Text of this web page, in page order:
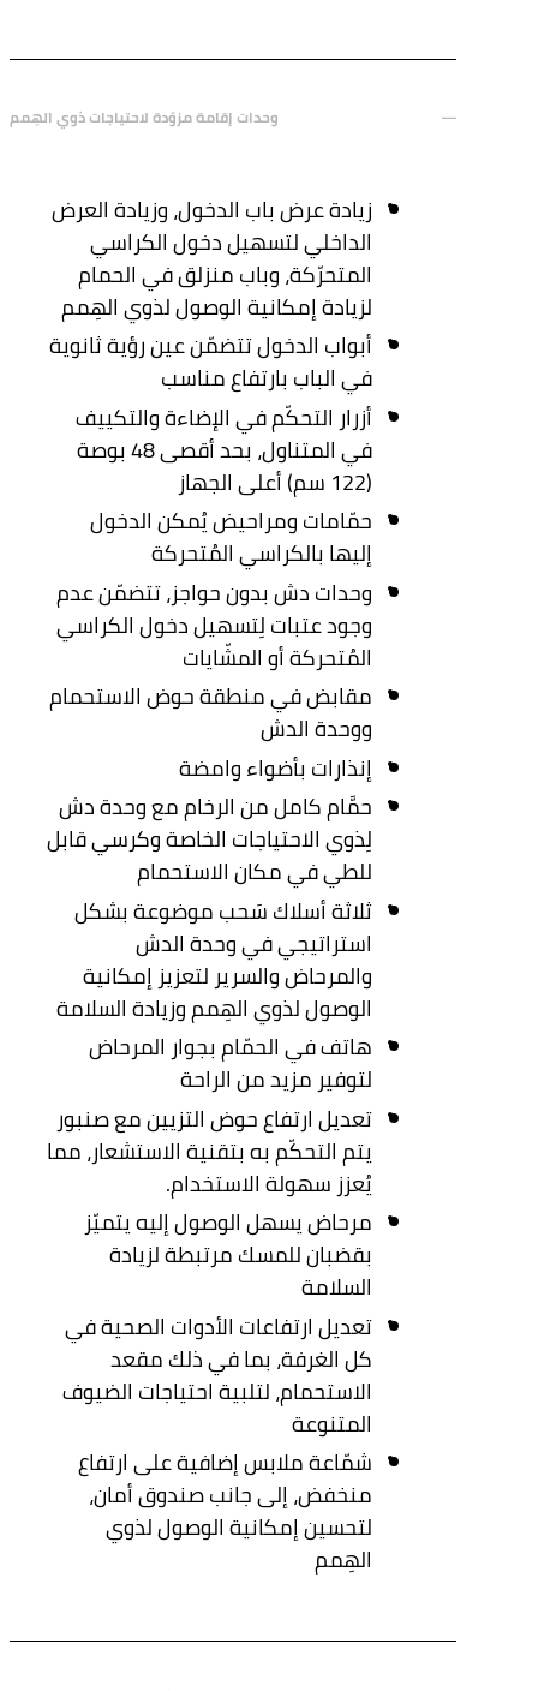
وحدات إقامة مزوّدة لاحتياجات ذوي الهِمم
زيادة عرض باب الدخول، وزيادة العرض
الداخلي لتسهيل دخول الكراسي
المتحرّكة، وباب منزلق في الحمام
لزيادة إمكانية الوصول لذوي الهِمم
أبواب الدخول تتضمّن عين رؤية ثانوية
في الباب بارتفاع مناسب
أزرار التحكّم في الإضاءة والتكييف
في المتناول، بحد أقصى 48 بوصة
(122 سم) أعلى الجهاز
حمّامات ومراحيض يُمكن الدخول
إليها بالكراسي المُتحركة
وحدات دش بدون حواجز، تتضمّن عدم
وجود عتبات لِتسهيل دخول الكراسي
المُتحركة أو المشّايات
مقابض في منطقة حوض الاستحمام
ووحدة الدش
إنذارات بأضواء وامضة
حمَّام كامل من الرخام مع وحدة دش
لِذوي الاحتياجات الخاصة وكرسي قابل
للطي في مكان الاستحمام
ثلاثة أسلاك سَحب موضوعة بشكل
استراتيجي في وحدة الدش
والمرحاض والسرير لتعزيز إمكانية
الوصول لذوي الهِمم وزيادة السلامة
هاتف في الحمّام بجوار المرحاض
لتوفير مزيد من الراحة
تعديل ارتفاع حوض التزيين مع صنبور
يتم التحكّم به بتقنية الاستشعار، مما
يُعزز سهولة الاستخدام.
مرحاض يسهل الوصول إليه يتميّز
بقضبان للمسك مرتبطة لزيادة
السلامة
تعديل ارتفاعات الأدوات الصحية في
كل الغرفة، بما في ذلك مقعد
الاستحمام، لتلبية احتياجات الضيوف
المتنوعة
شمّاعة ملابس إضافية على ارتفاع
منخفض، إلى جانب صندوق أمان،
لتحسين إمكانية الوصول لذوي
الهِمم